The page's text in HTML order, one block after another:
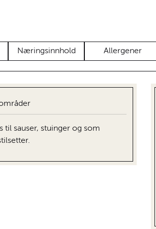
Næringsinnhold Allergener
til sauser, stuinger og som